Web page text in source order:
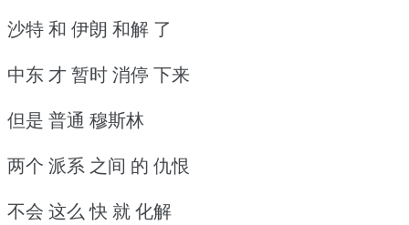
沙特 和 伊朗 和解 了
中东 才 暂时 消停 下来
但是 普通 穆斯林
两个 派系 之间 的 仇恨
不会 这么 快 就 化解